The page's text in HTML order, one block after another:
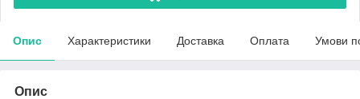
Опис Характеристики Доставка Оплата Умови
Опис